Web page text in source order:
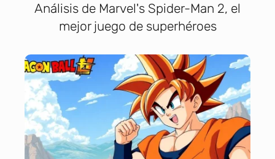
Análisis de Marvel's Spider-Man 2, el
mejor juego de superhéroes